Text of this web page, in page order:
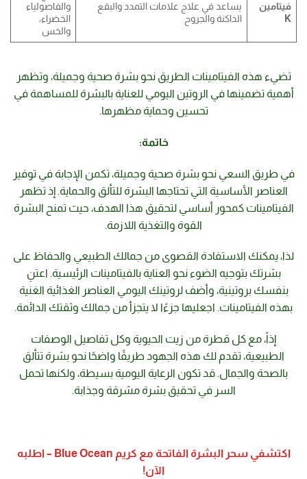
فيتامين
K
يساعد في علاج علامات التمدد والبقع
الداكنة والجروح
والفاصولياء
الخضراء،
والخس
تضيء هذه الفيتامينات الطريق نحو بشرة صحية وجميلة، وتظهر
أهمية تضمينها في الروتين اليومي للعناية بالبشرة للمساهمة في
تحسين وحماية مظهرها.
خاتمة:
في طريق السعي نحو بشرة صحية وجميلة، تكمن الإجابة في توفير
العناصر الأساسية التي تحتاجها البشرة للتألق والحماية. إذ تظهر
الفيتامينات كمحور أساسي لتحقيق هذا الهدف، حيث تمنح البشرة
القوة والتغذية اللازمة.
لذا، يمكنك الاستفادة القصوى من جمالك الطبيعي والحفاظ على
بشرتك بتوجيه الضوء نحو العناية بالفيتامينات الرئيسية. اعتنِ
بنفسك بروتينية، وأضف لروتينك اليومي العناصر الغذائية الغنية
بهذه الفيتامينات. اجعليها جزءًا لا يتجزأ من جمالك وثقتك الدائمة.
إذاً، مع كل قطرة من زيت الحيوية وكل تفاصيل الوصفات
الطبيعية، تقدم لك هذه الجهود طريقًا واضحًا نحو بشرة تتألق
بالصحة والجمال. قد تكون الرعاية اليومية بسيطة، ولكنها تحمل
السر في تحقيق بشرة مشرقة وجذابة.
اكتشفي سحر البشرة الفاتحة مع كريم Blue Ocean – اطلبه
الآن!